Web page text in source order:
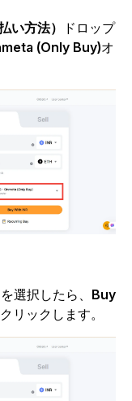
方法）
ドロップ
(Only Buy)オ
選択したら、 Buy
リックします。